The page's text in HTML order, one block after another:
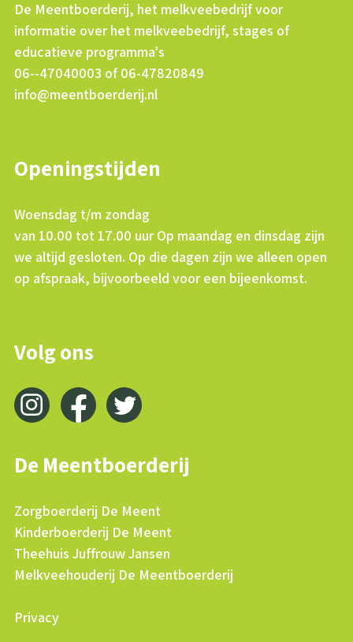
De Meentboerderij, het melkveebedrijf voor
informatie over het melkveebedrijf, stages of
educatieve programma's
06--47040003 of 06-47820849
info@meentboerderij.nl
Openingstijden
Woensdag t/m zondag
van 10.00 tot 17.00 uur Op maandag en dinsdag zijn
we altijd gesloten. Op die dagen zijn we alleen open
op afspraak, bijvoorbeeld voor een bijeenkomst.
Volg ons
De Meentboerderij
Zorgboerderij De Meent
Kinderboerderij De Meent
Theehuis Juffrouw Jansen
Melkveehouderij De Meentboerderij
Privacy